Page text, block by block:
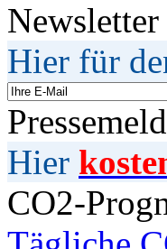
Newsletter
Hier für
Hier
CO2-